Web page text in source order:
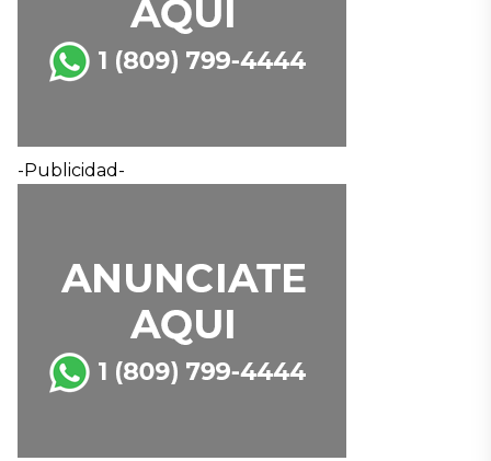
-Publicidad-